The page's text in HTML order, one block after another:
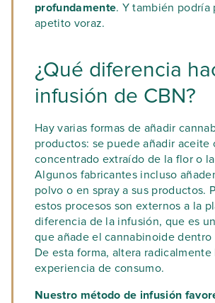
profundamente. Y también podría
apetito voraz.
¿Qué diferencia
infusión de CBN?
Hay varias formas de añadir
productos: se puede añadir aceite
concentrado extraído de la flor o
Algunos fabricantes incluso
polvo o en spray a sus productos.
estos procesos son externos a la
diferencia de la infusión, que es
que añade el cannabinoide dentro
De esta forma, altera radicalmente
experiencia de consumo.
Nuestro método de infusión